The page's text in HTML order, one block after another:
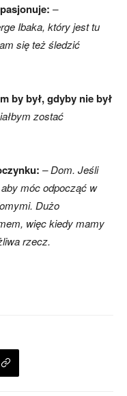
–
Ibaka, który jest tu
się też śledzić
by był, gdyby nie był
zostać
– Dom. Jeśli
móc odpocząć w
Dużo
więc kiedy mamy
rzecz.